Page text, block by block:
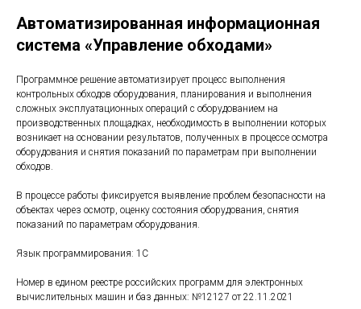
Автоматизированная информационная
система «Управление обходами»
Программное решение автоматизирует процесс выполнения
контрольных обходов оборудования, планирования и выполнения
сложных эксплуатационных операций с оборудованием на
производственных площадках, необходимость в выполнении которых
возникает на основании результатов, полученных в процессе осмотра
оборудования и снятия показаний по параметрам при выполнении
обходов.
В процессе работы фиксируется выявление проблем безопасности на
объектах через осмотр, оценку состояния оборудования, снятия
показаний по параметрам оборудования.
Язык программирования: 1C
Номер в едином реестре российских программ для электронных
вычислительных машин и баз данных: №12127 от 22.11.2021